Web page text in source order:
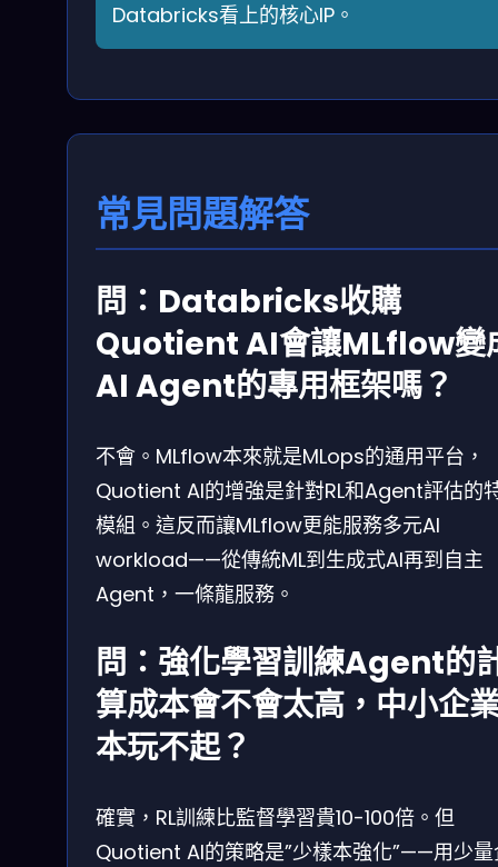
Databricks看上的核心IP。
常見問題解答
問：Databricks收購
Quotient AI會讓MLflow變
AI Agent的專用框架嗎？
不會。MLflow本來就是MLops的通用平台，
Quotient AI的增強是針對RL和Agent評估的
模組。這反而讓MLflow更能服務多元AI
workload——從傳統ML到生成式AI再到自主
Agent，一條龍服務。
問：強化學習訓練Agent的
算成本會不會太高，中小企
本玩不起？
確實，RL訓練比監督學習貴10-100倍。但
Quotient AI的策略是”少樣本強化”——用少量